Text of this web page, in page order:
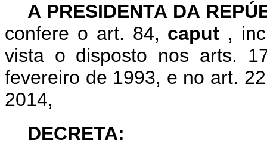
A PRESIDENTA DA
confere o art. 84, caput ,
vista o disposto nos arts.
fevereiro de 1993, e no art.
2014,
DECRETA: